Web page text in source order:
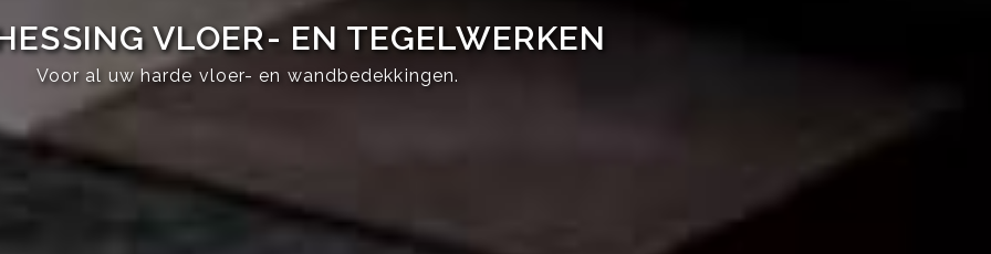
VLOER- EN TEGELWERKEN
Voor al uw harde vloer- en wandbedekkingen.